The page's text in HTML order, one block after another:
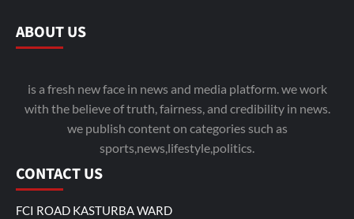
ABOUT US
is a fresh new face in news and media platform. we work
with the believe of truth, fairness, and credibility in news.
we publish content on categories such as
sports,news,lifestyle,politics.
CONTACT US
FCI ROAD KASTURBA WARD